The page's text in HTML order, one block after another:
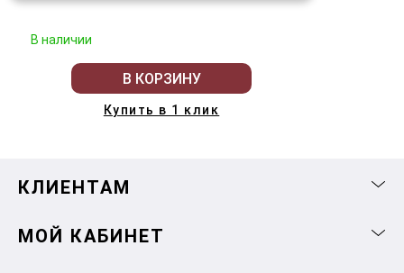
В наличии
В КОРЗИНУ
Купить в 1 клик
КЛИЕНТАМ
МОЙ КАБИНЕТ